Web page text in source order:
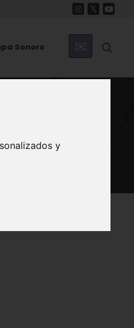
y
Sonoro